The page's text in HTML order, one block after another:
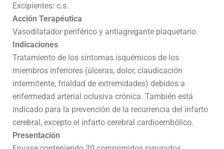
Excipientes: c.s.
Acción Terapéutica
Vasodilatador periférico y antiagregante plaquetario.
Indicaciones
Tratamiento de los síntomas isquémicos de los
miembros inferiores (úlceras, dolor, claudicación
intermitente, frialdad de extremidades) debidos a
enfermedad arterial oclusiva crónica. También está
indicado para la prevención de la recurrencia del infarto
cerebral, excepto el infarto cerebral cardioembólico.
Presentación